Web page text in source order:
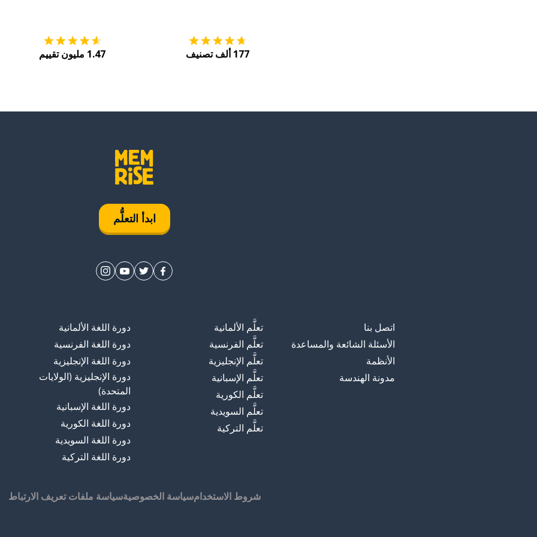
177 ألف تصنيف 1.47 مليون تقييم
ابدأ التعلُّم
اتصل بنا
الأسئلة الشائعة والمساعدة
الأنظمة
مدونة الهندسة
تعلَّم الألمانية
تعلَّم الفرنسية
تعلَّم الإنجليزية
تعلَّم الإسبانية
تعلَّم الكورية
تعلَّم السويدية
تعلَّم التركية
دورة اللغة الألمانية
دورة اللغة الفرنسية
دورة اللغة الإنجليزية
دورة الإنجليزية (الولايات
المتحدة)
دورة اللغة الإسبانية
دورة اللغة الكورية
دورة اللغة السويدية
دورة اللغة التركية
شروط الاستخدامسياسة الخصوصيةسياسة ملفات تعريف الارتباط